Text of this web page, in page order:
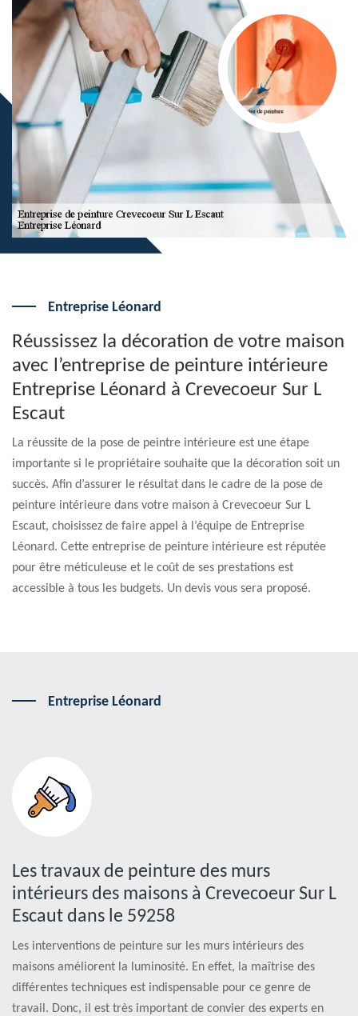
Entreprise Léonard
Réussissez la décoration de votre maison
avec l’entreprise de peinture intérieure
Entreprise Léonard à Crevecoeur Sur L
Escaut
La réussite de la pose de peintre intérieure est une étape
importante si le propriétaire souhaite que la décoration soit un
succès. Afin d’assurer le résultat dans le cadre de la pose de
peinture intérieure dans votre maison à Crevecoeur Sur L
Escaut, choisissez de faire appel à l’équipe de Entreprise
Léonard. Cette entreprise de peinture intérieure est réputée
pour être méticuleuse et le coût de ses prestations est
accessible à tous les budgets. Un devis vous sera proposé.
Entreprise Léonard
Les travaux de peinture des murs
intérieurs des maisons à Crevecoeur Sur L
Escaut dans le 59258
Les interventions de peinture sur les murs intérieurs des
maisons améliorent la luminosité. En effet, la maîtrise des
différentes techniques est indispensable pour ce genre de
travail. Donc, il est très important de convier des experts en